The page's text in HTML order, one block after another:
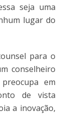
seja uma
lugar do
para o
conselheiro
em
de vista
a inovação,